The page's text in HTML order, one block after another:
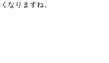
なりますね。